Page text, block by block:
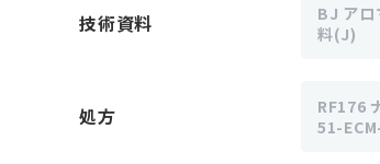
技術資料
BJ アロ
料(J)
処方
RF176
51-